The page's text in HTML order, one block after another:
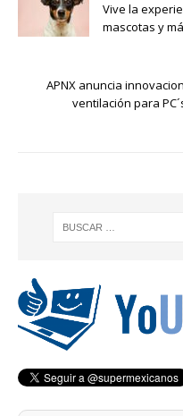
Vive la
mascotas y
APNX anuncia
ventilación para